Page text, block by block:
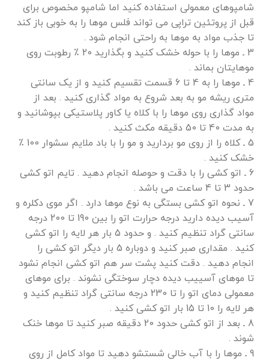
شامپوهای معمولی استفاده کنید اما شامپو مخصوص برای
قبل از پروتئین تراپی می تواند فلس موها را به خوبی باز کند
تا جذب مواد به موها به راحتی انجام شود .
3 ـ موها را با حوله خشک کنید و بگذارید 20 ٪ رطوبت روی
موهایتان بماند .
4 ـ موها را به 4 تا 6 قسمت تقسیم کنید و از یک سانتی
متری ریشه مو به بعد شروع به مواد گذاری کنید . بعد از
مواد گذاری روی موها را با کلاه یا کاور پلاستیکی بپوشانید و
به مدت 40 تا 50 دقیقه مکث کنید .
5 ـ کلاه را از روی مو بردارید و مو را با باد ملایم سشوار 100 ٪
خشک کنید .
6 ـ اتو کشی را با دقت و حوصله انجام دهید . تایم اتو کشی
حدود 3 تا 4 ساعت می باشد .
7 ـ نحوه اتو کشی بستگی به نوع موها دارد . اگر موی دکلره و
آسیب دیده دارید درجه حرارت اتو را بین 190 تا 200 درجه
سانتی گراد تنظیم کنید . و حدود 5 بار هر لایه را اتو کشی
کنید . مقداری صبر کنید و دوباره 5 بار دیگر اتو کشی را
انجام دهید . دقت کنید پشت سر هم اتو کشی انجام نشود
تا موهای آسییب دیده دچار سوختگی نشوند . برای موهای
معمولی دمای اتو را تا 230 درجه سانتی گراد تنظیم کنید و
هر لایه را 10 تا 15 بار اتو کشی کنید .
8 ـ بعد از اتو کشی حدود 20 دقیقه صبر کنید تا موها خنک
شوند .
9 ـ موها را با آب خالی شستشو دهید تا مواد کامل از روی